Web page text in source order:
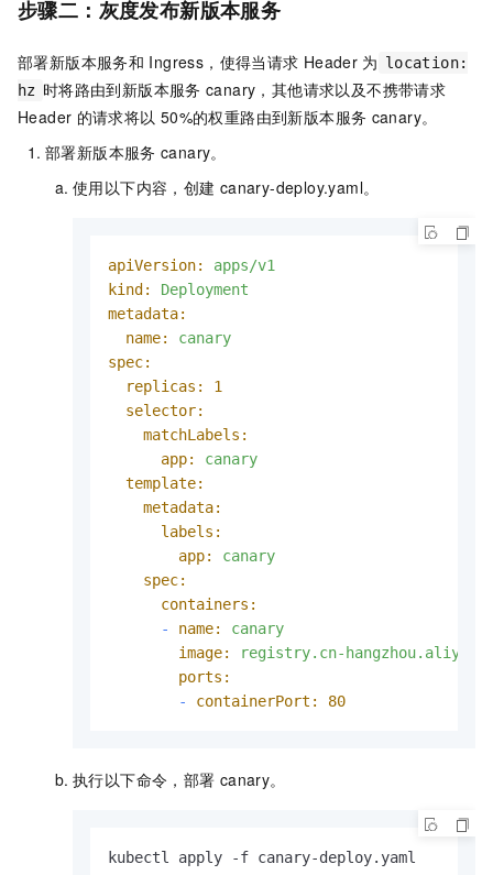
步骤二：灰度发布新版本服务
部署新版本服务和 Ingress，使得当请求 Header 为 location:
hz 时将路由到新版本服务 canary，其他请求以及不携带请求
Header 的请求将以 50%的权重路由到新版本服务 canary。
部署新版本服务 canary。
使用以下内容，创建 canary-deploy.yaml。
apiVersion:
apps/v1
kind:
Deployment
metadata:
name:
canary
spec:
replicas:
1
selector:
matchLabels:
app:
canary
template:
metadata:
labels:
app:
canary
spec:
containers:
-
name:
canary
image:
registry.cn-
ports:
-
containerPort: 80
执行以下命令，部署 canary。
kubectl apply -f canary-deploy.yaml